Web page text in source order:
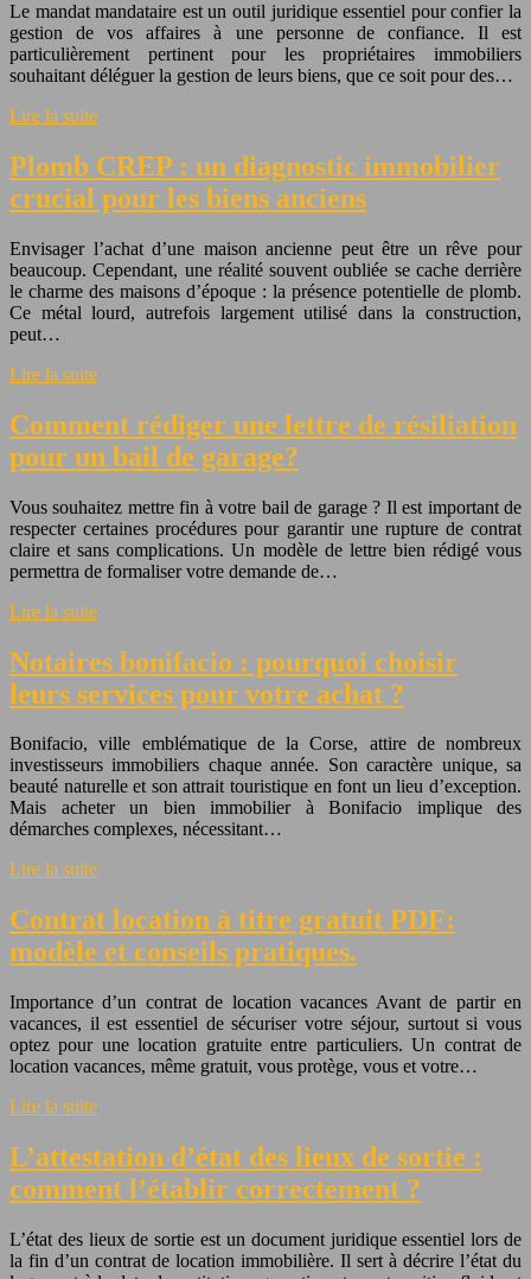
Le mandat mandataire est un outil juridique essentiel pour confier la
gestion de vos affaires à une personne de confiance. Il est
particulièrement pertinent pour les propriétaires immobiliers
souhaitant déléguer la gestion de leurs biens, que ce soit pour des…
Lire la suite
Plomb CREP : un diagnostic immobilier
crucial pour les biens anciens
Envisager l’achat d’une maison ancienne peut être un rêve pour
beaucoup. Cependant, une réalité souvent oubliée se cache derrière
le charme des maisons d’époque : la présence potentielle de plomb.
Ce métal lourd, autrefois largement utilisé dans la construction,
peut…
Lire la suite
Comment rédiger une lettre de résiliation
pour un bail de garage?
Vous souhaitez mettre fin à votre bail de garage ? Il est important de
respecter certaines procédures pour garantir une rupture de contrat
claire et sans complications. Un modèle de lettre bien rédigé vous
permettra de formaliser votre demande de…
Lire la suite
Notaires bonifacio : pourquoi choisir
leurs services pour votre achat ?
Bonifacio, ville emblématique de la Corse, attire de nombreux
investisseurs immobiliers chaque année. Son caractère unique, sa
beauté naturelle et son attrait touristique en font un lieu d’exception.
Mais acheter un bien immobilier à Bonifacio implique des
démarches complexes, nécessitant…
Lire la suite
Contrat location à titre gratuit PDF:
modèle et conseils pratiques.
Importance d’un contrat de location vacances Avant de partir en
vacances, il est essentiel de sécuriser votre séjour, surtout si vous
optez pour une location gratuite entre particuliers. Un contrat de
location vacances, même gratuit, vous protège, vous et votre…
Lire la suite
L’attestation d’état des lieux de sortie :
comment l’établir correctement ?
L’état des lieux de sortie est un document juridique essentiel lors de
la fin d’un contrat de location immobilière. Il sert à décrire l’état du